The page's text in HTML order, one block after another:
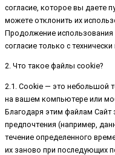
согласие, которое вы даете
можете отклонить их
Продолжение
согласие только с
2. Что такое файлы cookie?
2.1. Cookie — это небольшой
на вашем компьютере или
Благодаря этим файлам Сайт
предпочтения (например,
течение определенного
их заново при последующих